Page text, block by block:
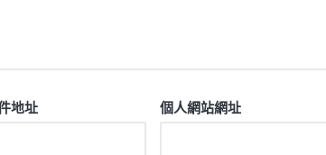
地址 個人網站網址